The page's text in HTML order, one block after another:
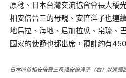
原稔、日本台灣交流協會會長大橋
相安倍晉三的母親、安倍洋子也連
地馬拉、海地、尼加拉瓜、帛琉、
國家的使節也都出席，預計約有450
日本前首相安倍晉三母親安倍洋子（右）以連續